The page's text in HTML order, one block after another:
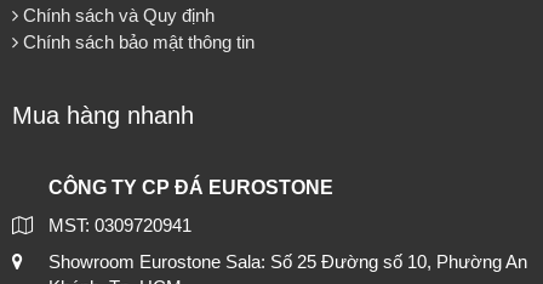
Chính sách và Quy định
Chính sách bảo mật thông tin
Mua hàng nhanh
CÔNG TY CP ĐÁ EUROSTONE
MST: 0309720941
Showroom Eurostone Sala: Số 25 Đường số 10, Phường An